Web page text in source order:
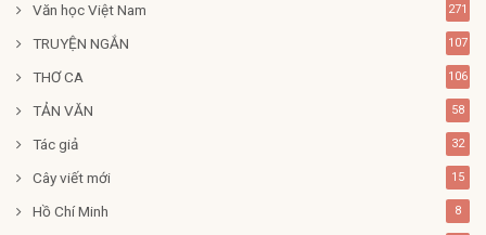
Văn học Việt Nam 271
TRUYỆN NGẮN 107
THƠ CA 106
TẢN VĂN 58
Tác giả 32
Cây viết mới 15
Hồ Chí Minh 8